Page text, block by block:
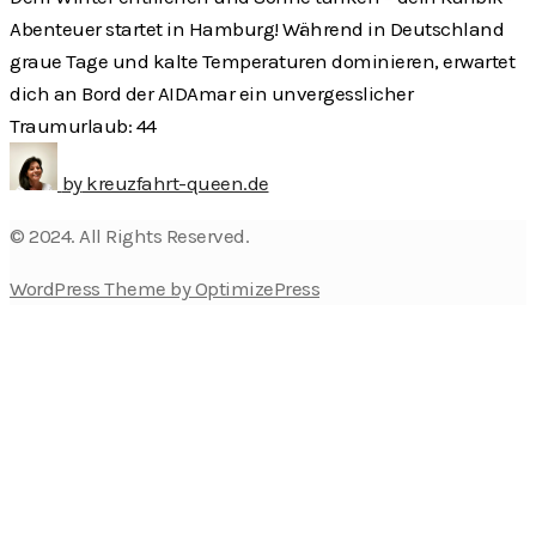
Abenteuer startet in Hamburg! Während in Deutschland
graue Tage und kalte Temperaturen dominieren, erwartet
dich an Bord der AIDAmar ein unvergesslicher
Traumurlaub: 44
by kreuzfahrt-queen.de
© 2024. All Rights Reserved.
WordPress Theme by OptimizePress